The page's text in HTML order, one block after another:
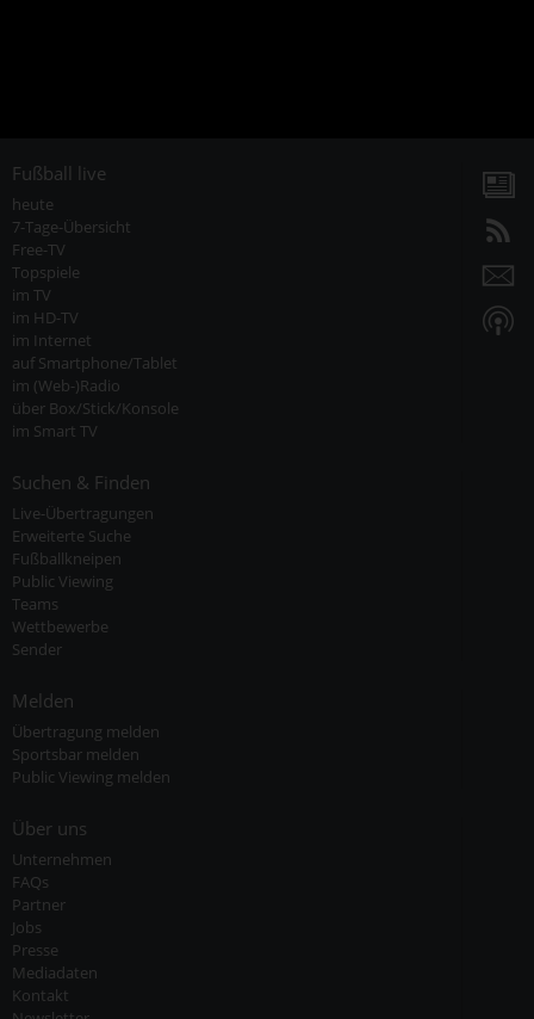
Fußball live
heute
7-Tage-Übersicht
Free-TV
Topspiele
im TV
im HD-TV
im Internet
auf Smartphone/Tablet
im (Web-)Radio
über Box/Stick/Konsole
im Smart TV
Suchen & Finden
Live-Übertragungen
Erweiterte Suche
Fußballkneipen
Public Viewing
Teams
Wettbewerbe
Sender
Melden
Übertragung melden
Sportsbar melden
Public Viewing melden
Über uns
Unternehmen
FAQs
Partner
Jobs
Presse
Mediadaten
Kontakt